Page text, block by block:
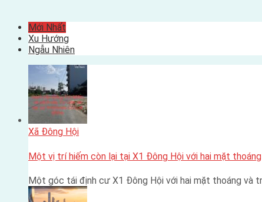
Mới Nhất
Xu Hướng
Ngẫu Nhiên
Xã Đông Hội
Một vị trí hiếm còn lại tại X1 Đông Hội với hai mặt thoáng
Một góc tái định cư X1 Đông Hội với hai mặt thoáng và